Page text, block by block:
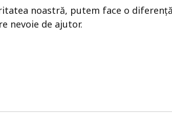
noastră, putem face o
nevoie de ajutor.